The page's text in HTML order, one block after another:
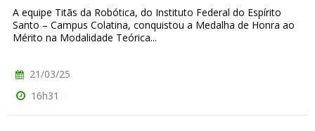
A equipe Titãs da Robótica, do Instituto Federal do Espírito
Santo – Campus Colatina, conquistou a Medalha de Honra ao
Mérito na Modalidade Teórica...
21/03/25
16h31